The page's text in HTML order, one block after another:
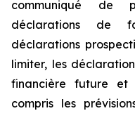
communiqué de
déclarations de
déclarations
limiter, les
financière future et
compris les